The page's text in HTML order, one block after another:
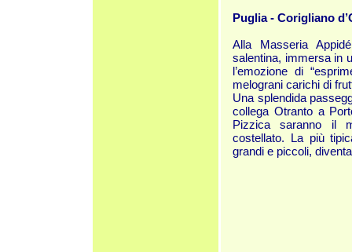
Puglia - Corigliano
Alla Masseria
salentina, immersa in
l’emozione di
melograni carichi di
Una splendida
collega Otranto a
Pizzica saranno il
costellato. La più
grandi e piccoli,